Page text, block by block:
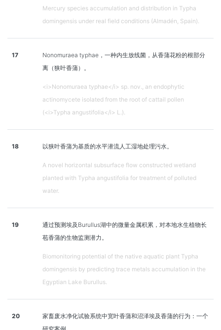
Mercury species accumulation and distribution in Typha
domingensis under real field conditions (Almadén, Spain).
17
Nonomuraea typhae，一种内生放线菌，从香蒲花粉的根部分
离（狭叶香蒲）。
<i>Nonomuraea typhae</i> sp. nov., an endophytic
actinomycete isolated from the root of cattail pollen
(<i>Typha angustifolia</i> L.).
18 以狭叶香蒲为基质的水平潜流人工湿地处理污水。
A novel horizontal subsurface flow constructed wetland
planted with Typha angustifolia for treatment of polluted
water.
19
通过预测埃及Burullus湖中的微量金属积累，对本地水生植物长
苞香蒲的生物监测潜力。
Biomonitoring potential of the native aquatic plant Typha
domingensis by predicting trace metals accumulation in the
Egyptian Lake Burullus.
20
家畜废水净化试验系统中宽叶香蒲和沼泽埃及香蒲的行为：一个